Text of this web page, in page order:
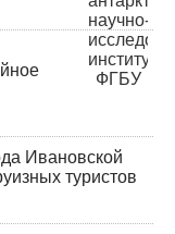
Ивановской
туристов